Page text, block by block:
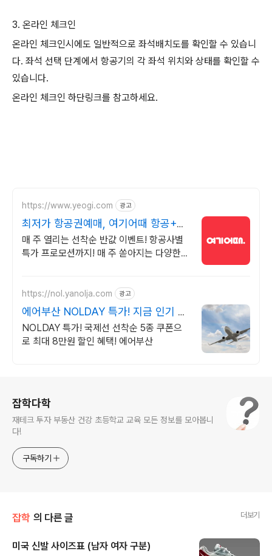
3. 온라인 체크인
온라인 체크인시에도 일반적으로 좌석배치도를 확인할 수 있습니
다. 좌석 선택 단계에서 항공기의 각 좌석 위치와 상태를 확인할 수
있습니다.
온라인 체크인 하단링크를 참고하세요.
https://www.yeogi.com 광고
최저가 항공권예매, 여기어때 항공+숙
소 묶음 할인 혜택
매 주 열리는 선착순 반값 이벤트! 항공사별
특가 프로모션까지! 매 주 쏟아지는 다양한
https://nol.yanolja.com 광고
에어부산 NOLDAY 특가! 지금 인기 해
외노선 특가
NOLDAY 특가! 국제선 선착순 5종 쿠폰으
로 최대 8만원 할인 혜택! 에어부산
잡학다학
재테크 투자 부동산 건강 초등학교 교육 모든 정보를 모아봅니
다!
구독하기
잡학 의 다른 글 더보기
미국 신발 사이즈표 (남자 여자 구분)